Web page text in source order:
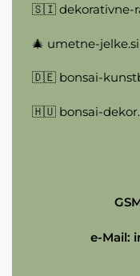
🇸🇮 dekorativne-
🎄 umetne-jelke.si
🇩🇪 bonsai-
🇭🇺 bonsai-
e-Mail: